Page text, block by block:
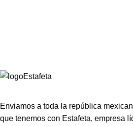
Enviamos a toda la república
que tenemos con Estafeta, empresa